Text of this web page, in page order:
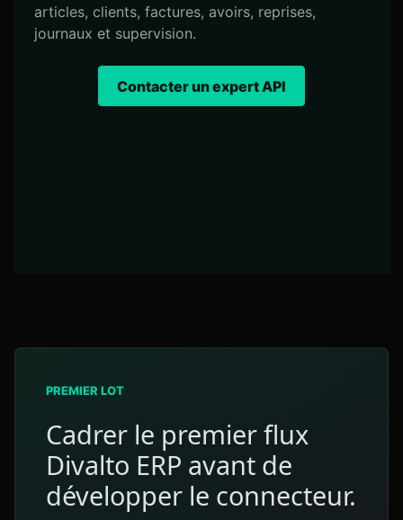
articles, clients, factures, avoirs, reprises,
journaux et supervision.
Contacter un expert API
PREMIER LOT
Cadrer le premier flux
Divalto ERP avant de
développer le connecteur.